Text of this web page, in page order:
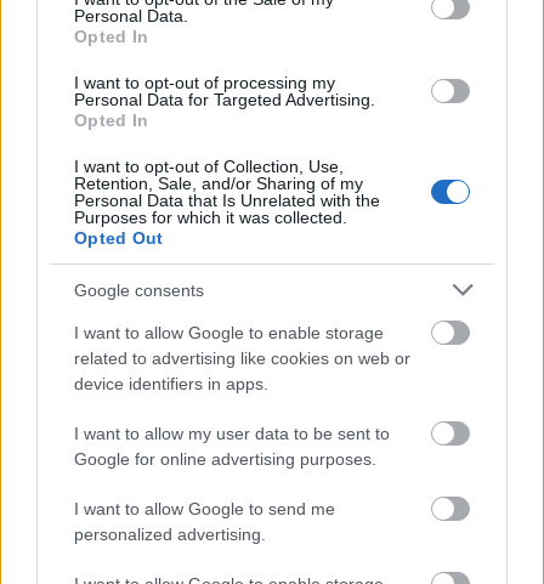
Personal Data.
Opted In
I want to opt-out of processing my
Personal Data for Targeted Advertising.
Opted In
I want to opt-out of Collection, Use,
Retention, Sale, and/or Sharing of my
Personal Data that Is Unrelated with the
Purposes for which it was collected.
Opted Out
Google consents
I want to allow Google to enable storage
related to advertising like cookies on web or
device identifiers in apps.
I want to allow my user data to be sent to
Google for online advertising purposes.
I want to allow Google to send me
personalized advertising.
Σωτήρος ΦΩΤΟ